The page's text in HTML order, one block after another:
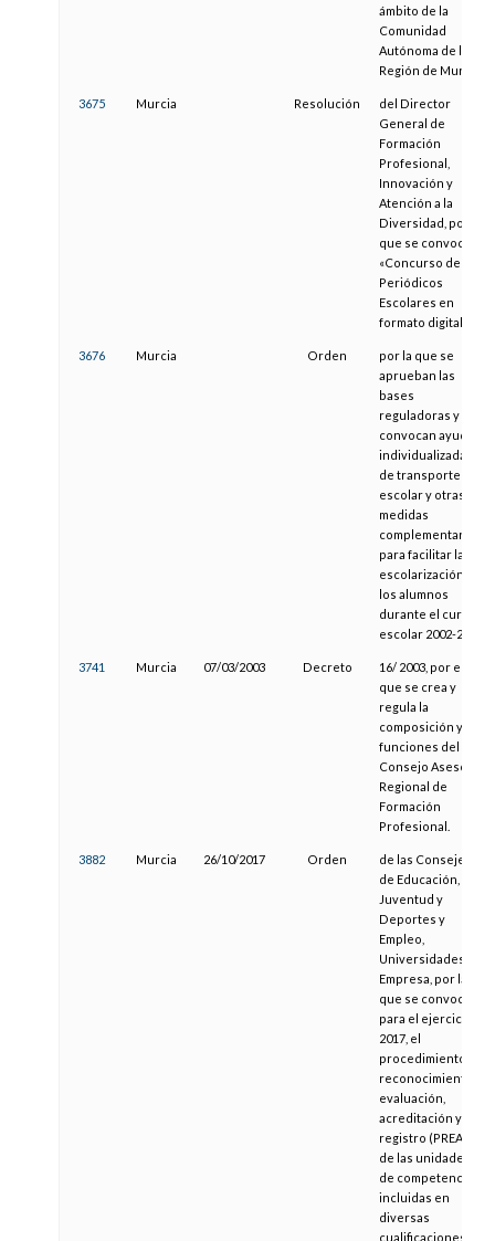
ámbito de la
Comunidad
Autónoma de la
Región de Murcia
3675 Murcia Resolución
del Director
General de
Formación
Profesional,
Innovación y
Atención a la
Diversidad, por la
que se convoca el
«Concurso de
Periódicos
Escolares en
formato digital».
3676 Murcia Orden
por la que se
aprueban las
bases
reguladoras y se
convocan ayudas
individualizadas
de transporte
escolar y otras
medidas
complementarias
para facilitar la
escolarización de
los alumnos
durante el curso
escolar 2002-2003
3741 Murcia 07/03/2003 Decreto
16/ 2003, por el
que se crea y
regula la
composición y
funciones del
Consejo Asesor
Regional de
Formación
Profesional.
3882 Murcia 26/10/2017 Orden
de las Consejerías
de Educación,
Juventud y
Deportes y
Empleo,
Universidades y
Empresa, por la
que se convoca,
para el ejercicio
2017, el
procedimiento de
reconocimiento,
evaluación,
acreditación y
registro (PREAR)
de las unidades
de competencia
incluidas en
diversas
cualificaciones del